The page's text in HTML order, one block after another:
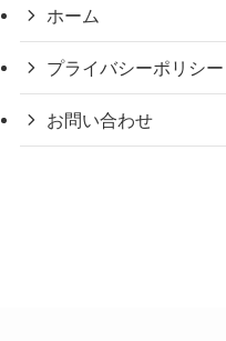
ホーム
プライバシーポリシー
お問い合わせ